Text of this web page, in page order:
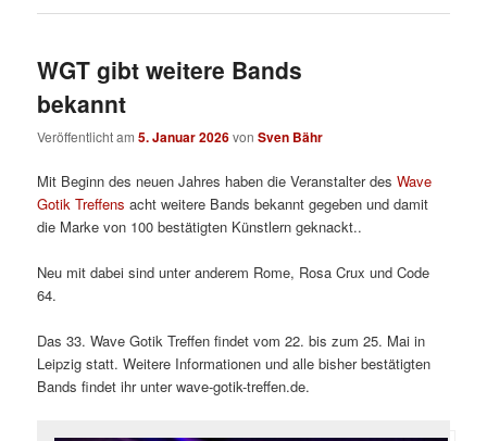
WGT gibt weitere Bands
bekannt
Veröffentlicht am5. Januar 2026vonSven Bähr
Mit Beginn des neuen Jahres haben die Veranstalter desWave
Gotik Treffens acht weitere Bands bekannt gegeben und damit
die Marke von 100 bestätigten Künstlern geknackt..
Neu mit dabei sind unter anderem Rome, Rosa Crux und Code
64.
Das 33. Wave Gotik Treffen findet vom 22. bis zum 25. Mai in
Leipzig statt. Weitere Informationen und alle bisher bestätigten
Bands findet ihr unter wave-gotik-treffen.de.